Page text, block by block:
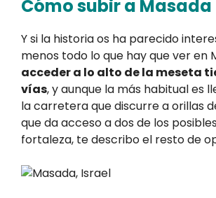
Cómo subir a Masada
Y si la historia os ha parecido
menos todo lo que hay que ver en
acceder a lo alto de la meseta
vías, y aunque la más habitual es
la carretera que discurre a orillas
que da acceso a dos de los
fortaleza, te describo el resto de